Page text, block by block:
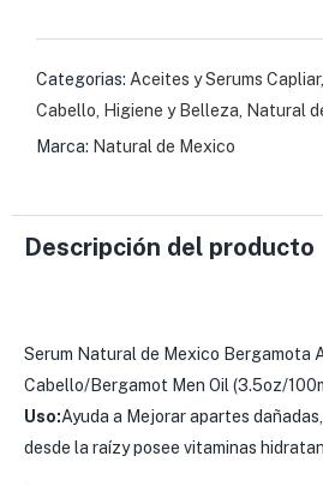
Categorias: Aceites y Serums Capliar,
Cabello
Higiene y Belleza Natural
Marca: Natural de Mexico
Descripción del producto
Serum Natural de Mexico Bergamota
Cabello/Bergamot Men Oil (3.5oz/
Uso:Ayuda a Mejorar apartes
desde la raízy posee vitaminas